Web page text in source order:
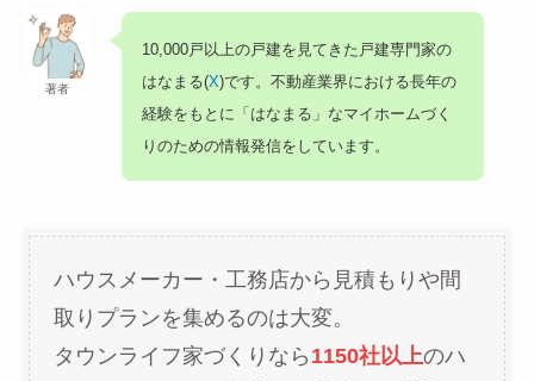
著者
10,000戸以上の戸建を見てきた戸建専門家の
はなまる(X)です。不動産業界における長年の
経験をもとに「はなまる」なマイホームづく
りのための情報発信をしています。
ハウスメーカー・工務店から見積もりや間
取りプランを集めるのは大変。
タウンライフ家づくりなら 1150社以上のハ